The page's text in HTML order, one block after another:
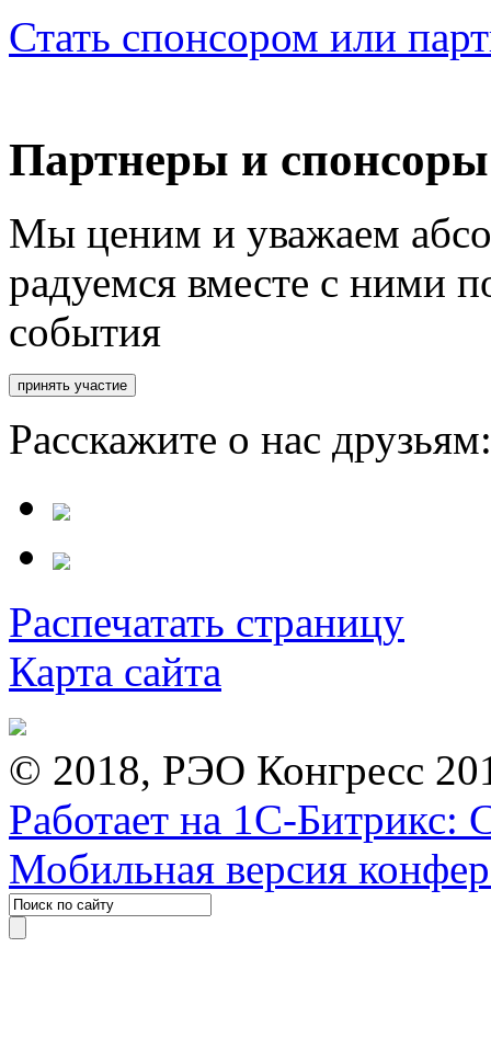
Стать спонсором или
Партнеры и спонсоры
Мы ценим и уважаем
радуемся вместе с ними
события
Расскажите о нас
Распечатать страницу
Карта сайта
© 2018, РЭО Конгресс
Работает на 1С-Битрикс:
Мобильная версия